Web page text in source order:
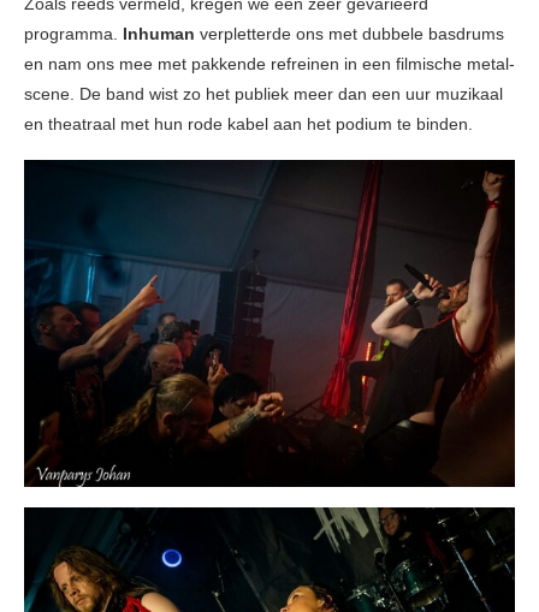
programma.
Inhuman verpletterde ons met dubbele basdrums
en nam ons mee met pakkende refreinen in een filmische metal-
scene. De band wist zo het publiek meer dan een uur muzikaal
en theatraal met hun rode kabel aan het podium te binden.